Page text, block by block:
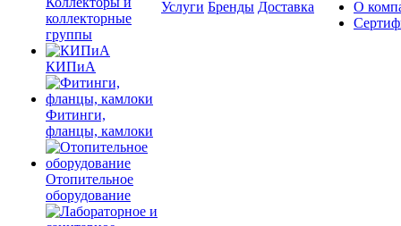
коллекторные
группы
КИПиА
Фитинги,
фланцы, камлоки
Отопительное
оборудование
Услуги Бренды Доставка
О